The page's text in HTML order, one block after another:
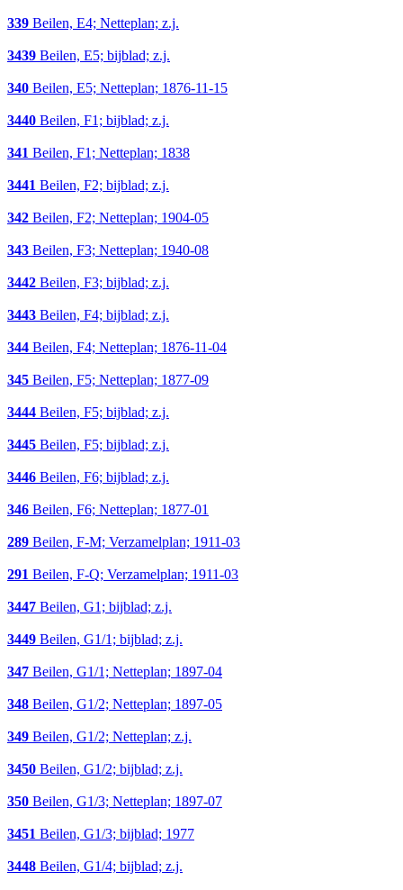
339 Beilen, E4; Netteplan; z.j.
3439 Beilen, E5; bijblad; z.j.
340 Beilen, E5; Netteplan; 1876-11-15
3440 Beilen, F1; bijblad; z.j.
341 Beilen, F1; Netteplan; 1838
3441 Beilen, F2; bijblad; z.j.
342 Beilen, F2; Netteplan; 1904-05
343 Beilen, F3; Netteplan; 1940-08
3442 Beilen, F3; bijblad; z.j.
3443 Beilen, F4; bijblad; z.j.
344 Beilen, F4; Netteplan; 1876-11-04
345 Beilen, F5; Netteplan; 1877-09
3444 Beilen, F5; bijblad; z.j.
3445 Beilen, F5; bijblad; z.j.
3446 Beilen, F6; bijblad; z.j.
346 Beilen, F6; Netteplan; 1877-01
289 Beilen, F-M; Verzamelplan; 1911-03
291 Beilen, F-Q; Verzamelplan; 1911-03
3447 Beilen, G1; bijblad; z.j.
3449 Beilen, G1/1; bijblad; z.j.
347 Beilen, G1/1; Netteplan; 1897-04
348 Beilen, G1/2; Netteplan; 1897-05
349 Beilen, G1/2; Netteplan; z.j.
3450 Beilen, G1/2; bijblad; z.j.
350 Beilen, G1/3; Netteplan; 1897-07
3451 Beilen, G1/3; bijblad; 1977
3448 Beilen, G1/4; bijblad; z.j.